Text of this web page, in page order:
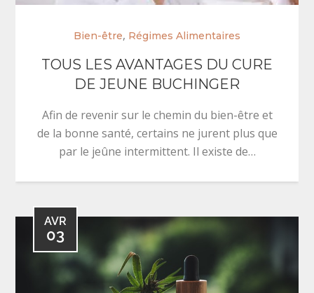
Bien-être, Régimes Alimentaires
TOUS LES AVANTAGES DU CURE
DE JEUNE BUCHINGER
Afin de revenir sur le chemin du bien-être et
de la bonne santé, certains ne jurent plus que
par le jeûne intermittent. Il existe de…
AVR
03